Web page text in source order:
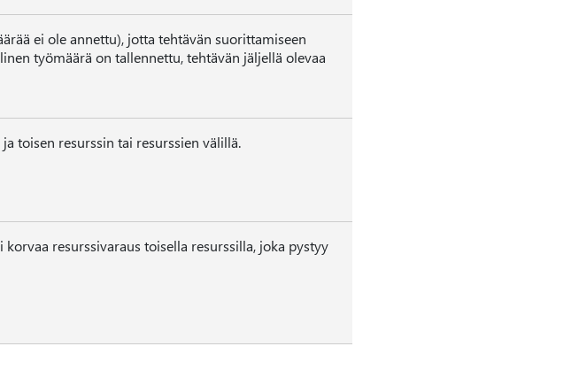
ei ole annettu), jotta tehtävän suorittamiseen
työmäärä on tallennettu, tehtävän jäljellä olevaa
toisen resurssin tai resurssien välillä.
resurssivaraus toisella resurssilla, joka pystyy